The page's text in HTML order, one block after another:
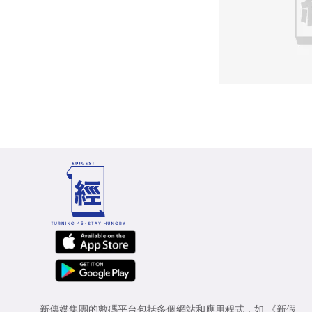
新傳媒集團的數碼平台包括多個網站和應用程式，如 《新假